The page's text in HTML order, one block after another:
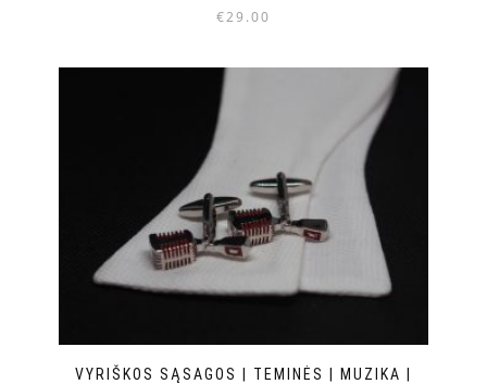
€29.00
VYRIŠKOS SĄSAGOS | TEMINĖS | MUZIKA |